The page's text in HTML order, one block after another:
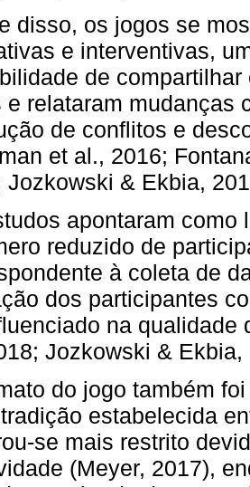
disso, os jogos se
e interventivas,
de
e relataram mudanças
de conflitos e
et al., 2016;
Jozkowski & Ekbia,
apontaram
reduzido de
à coleta de
dos participantes
na qualidade
Jozkowski &
do jogo também
estabelecida
se mais restrito
(Meyer, 2017),